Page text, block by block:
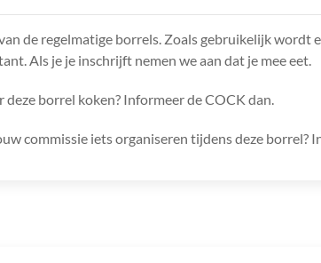
de regelmatige borrels. Zoals gebruikelijk wordt
Als je je inschrijft nemen we aan dat je mee eet.
deze borrel koken? Informeer de COCK dan.
commissie iets organiseren tijdens deze borrel?